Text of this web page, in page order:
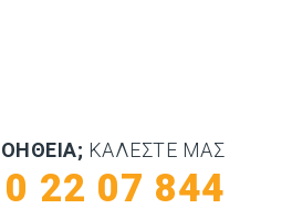
ΚΑΛΈΣΤΕ ΜΑΣ
22 07 844